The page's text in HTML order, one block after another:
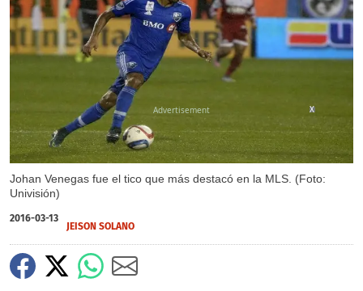
Johan Venegas fue el tico que más destacó en la MLS. (Foto:
Univisión)
X
2016-03-13
JEISON SOLANO